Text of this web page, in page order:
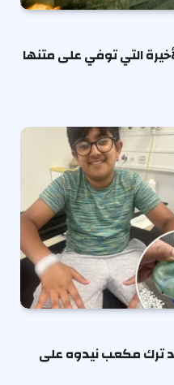
التي توفي على متنها
ترك مكعب نيدوه على